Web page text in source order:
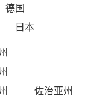
德国
日本
佐治亚州